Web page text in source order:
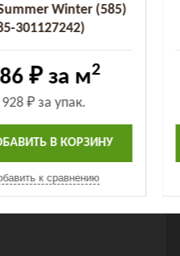
Winter (585)
301127242)
₽за м2
928 ₽за упак.
В КОРЗИНУ
к сравнению